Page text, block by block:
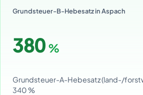
Grundsteuer-B-Hebesatz in Aspach
380 %
Grundsteuer-A-Hebesatz (land-/
340 %